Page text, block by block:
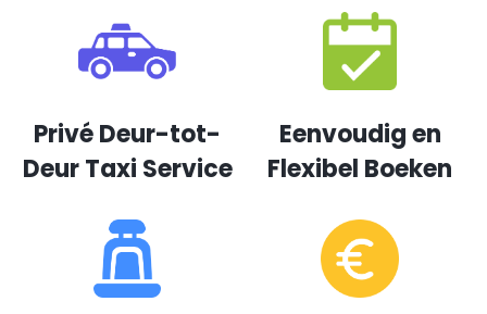
Privé Deur-tot-
Deur Taxi Service
Eenvoudig en
Flexibel Boeken